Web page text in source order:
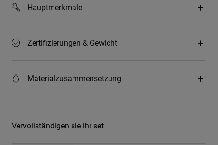
Hauptmerkmale
Zertifizierungen & Gewicht
Materialzusammensetzung
Vervollständigen sie ihr set